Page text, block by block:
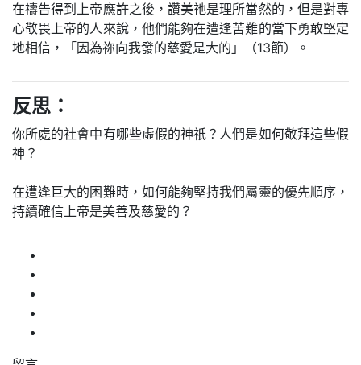
在禱告得到上帝應許之後，讚美祂是理所當然的，但是對專
心敬畏上帝的人來說，他們能夠在遭逢苦難的當下勇敢堅定
地相信，「因為祢向我發的慈愛是大的」（13節）。
反思：
你所處的社會中有哪些虛假的神祇？人們是如何敬拜這些假
神？
在遭逢巨大的困難時，如何能夠堅持我們屬靈的優先順序，
持續確信上帝是美善及慈愛的？